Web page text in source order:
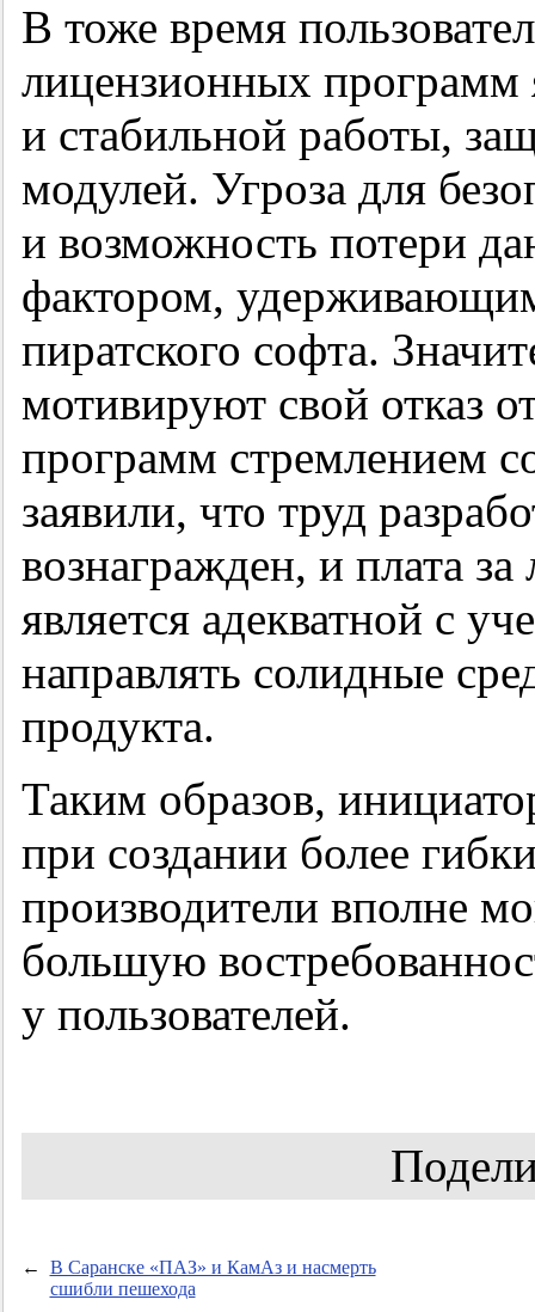
В тоже время
лицензионных программ
и стабильной работы,
модулей. Угроза для
и возможность потери
фактором,
пиратского софта.
мотивируют свой отказ
программ стремлением
заявили, что труд
вознагражден, и плата
является адекватной с
направлять солидные
продукта.
Таким образов,
при создании более
производители вполне
большую
у пользователей.
←
В Саранске «ПАЗ» и КамАз и насмерть
сшибли пешехода